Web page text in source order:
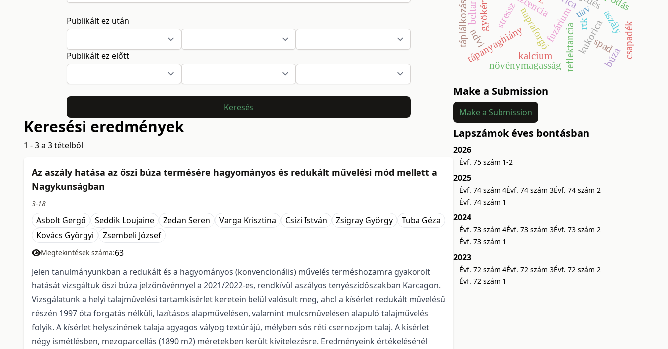
Publikált ez után
Publikált ez előtt
Keresés
Keresési eredmények
1 - 3 a 3 tételből
Az aszály hatása az őszi búza termésére hagyományos és redukált művelési mód mellett a
Nagykunságban
3-18
Asbolt Gergő Seddik Loujaine Zedan Seren Varga Krisztina Csízi István Zsigray György
Tuba Géza
Kovács Györgyi
Zsembeli József
Megtekintések száma:63
Jelen tanulmányunkban a redukált és a hagyományos (konvencionális) művelés terméshozamra gyakorolt
hatását vizsgáltuk őszi búza jelzőnövénnyel a 2021/2022-es, rendkívül aszályos tenyészidőszakban Karcagon.
Vizsgálatunk a helyi talajművelési tartamkísérlet keretein belül valósult meg, ahol a kísérlet redukált művelésű
részén 1997 óta forgatás nélküli, lazításos alapművelésen, valamint mulcsművelésen alapuló talajművelés
folyik. A kísérlet helyszínének talaja agyagos vályog textúrájú, mélyben sós réti csernozjom talaj. A kísérlet
négy ismétlésben, mezoparcellás (1890 m2) méretekben került kivitelezésre. Eredményeink értékelésénél
kukorica
fuzárium
napraforgó reflektancia
stressz
tápanyaghiánykalcium
ndvi
növénymagasság
spad
uav
rtk aszálycsapadék
búza
Make a Submission
Make a Submission
Lapszámok éves bontásban
2026
Évf. 75 szám 1-2
2025
Évf. 74 szám 4Évf. 74 szám 3Évf. 74 szám 2
Évf. 74 szám 1
2024
Évf. 73 szám 4Évf. 73 szám 3Évf. 73 szám 2
Évf. 73 szám 1
2023
Évf. 72 szám 4Évf. 72 szám 3Évf. 72 szám 2
Évf. 72 szám 1